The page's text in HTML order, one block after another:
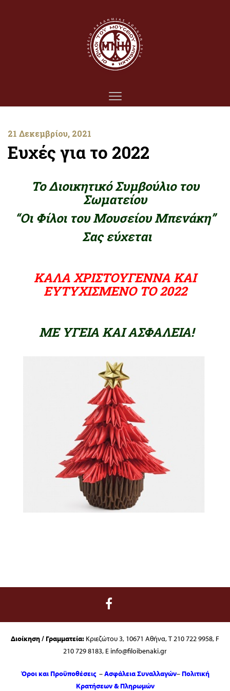
21 Δεκεμβρίου, 2021
Ευχές για το 2022
Το Διοικητικό Συμβούλιο του
Σωματείου
“Οι Φίλοι του Μουσείου Μπενάκη”
Σας εύχεται
ΚΑΛΑ ΧΡΙΣΤΟΥΓΕΝΝΑ ΚΑΙ
ΕΥΤΥΧΙΣΜΕΝΟ ΤΟ 2022
ΜΕ ΥΓΕΙΑ ΚΑΙ ΑΣΦΑΛΕΙΑ!
Διοίκηση / Γραμματεία: Κριεζώτου 3, 10671 Αθήνα, T 210 722 9958, F
210 729 8183, E info@filoibenaki.gr
Όροι και Προϋποθέσεις –Ασφάλεια Συναλλαγών– Πολιτική
Κρατήσεων & Πληρωμών